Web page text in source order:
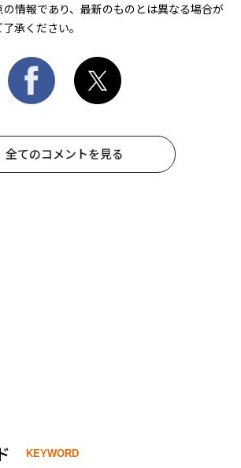
情報であり、最新のものとは異なる場合が
承ください。
全てのコメントを見る
KEYWORD